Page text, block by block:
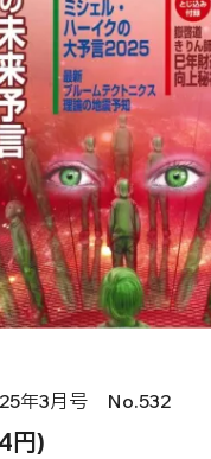
年3月号 No.532
円)